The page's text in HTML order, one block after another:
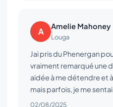
A Amelie Mahoney
Louga
Jai pris du Phenergan
vraiment remarqué une
aidée à me détendre et
mais parfois, je me
02/08/2025